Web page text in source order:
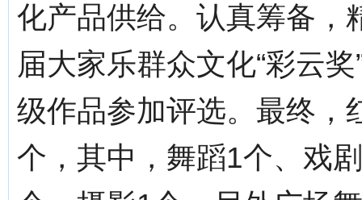
化产品供给。认真筹备，
届大家乐群众文化“彩云
级作品参加评选。最终，
个，其中，舞蹈1个、戏